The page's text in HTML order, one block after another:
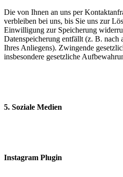
Die von Ihnen an uns per
verbleiben bei uns, bis Sie uns zur
Einwilligung zur Speicherung
Datenspeicherung entfällt (z. B. nach
Ihres Anliegens). Zwingende
insbesondere gesetzliche
5. Soziale Medien
Instagram Plugin